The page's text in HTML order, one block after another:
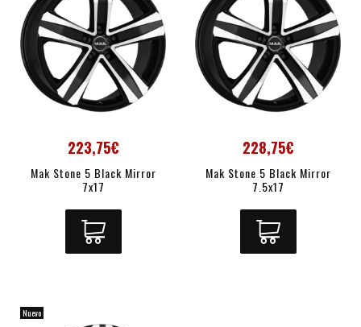
223,75€
Mak Stone 5 Black Mirror
7x17
228,75€
Mak Stone 5 Black Mirror
7.5x17
Nuevo